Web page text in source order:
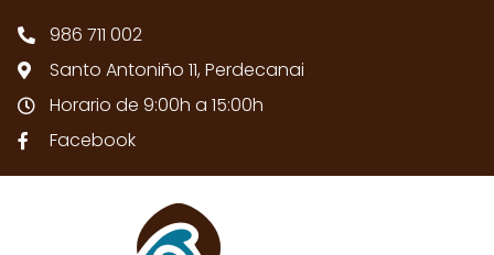
986 711 002
Santo Antoniño 11, Perdecanai
Horario de 9:00h a 15:00h
Facebook